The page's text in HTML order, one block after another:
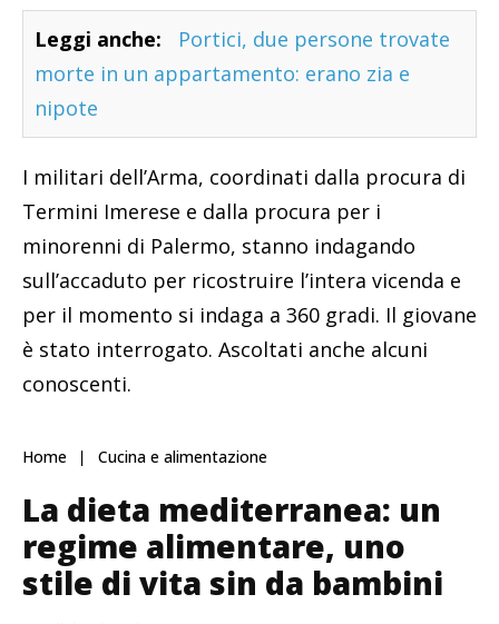
Leggi anche:
Portici, due persone trovate
morte in un appartamento: erano zia e
nipote
I militari dell’Arma, coordinati dalla procura di
Termini Imerese e dalla procura per i
minorenni di Palermo, stanno indagando
sull’accaduto per ricostruire l’intera vicenda e
per il momento si indaga a 360 gradi. Il giovane
è stato interrogato. Ascoltati anche alcuni
conoscenti.
Home Cucina e alimentazione
La dieta mediterranea: un
regime alimentare, uno
stile di vita sin da bambini